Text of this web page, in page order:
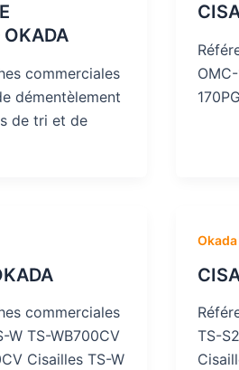
OKADA
commerciales
démentèlement
de tri et de
commerciales
W TS-WB700CV
Cisailles TS-W
Okada
TS-